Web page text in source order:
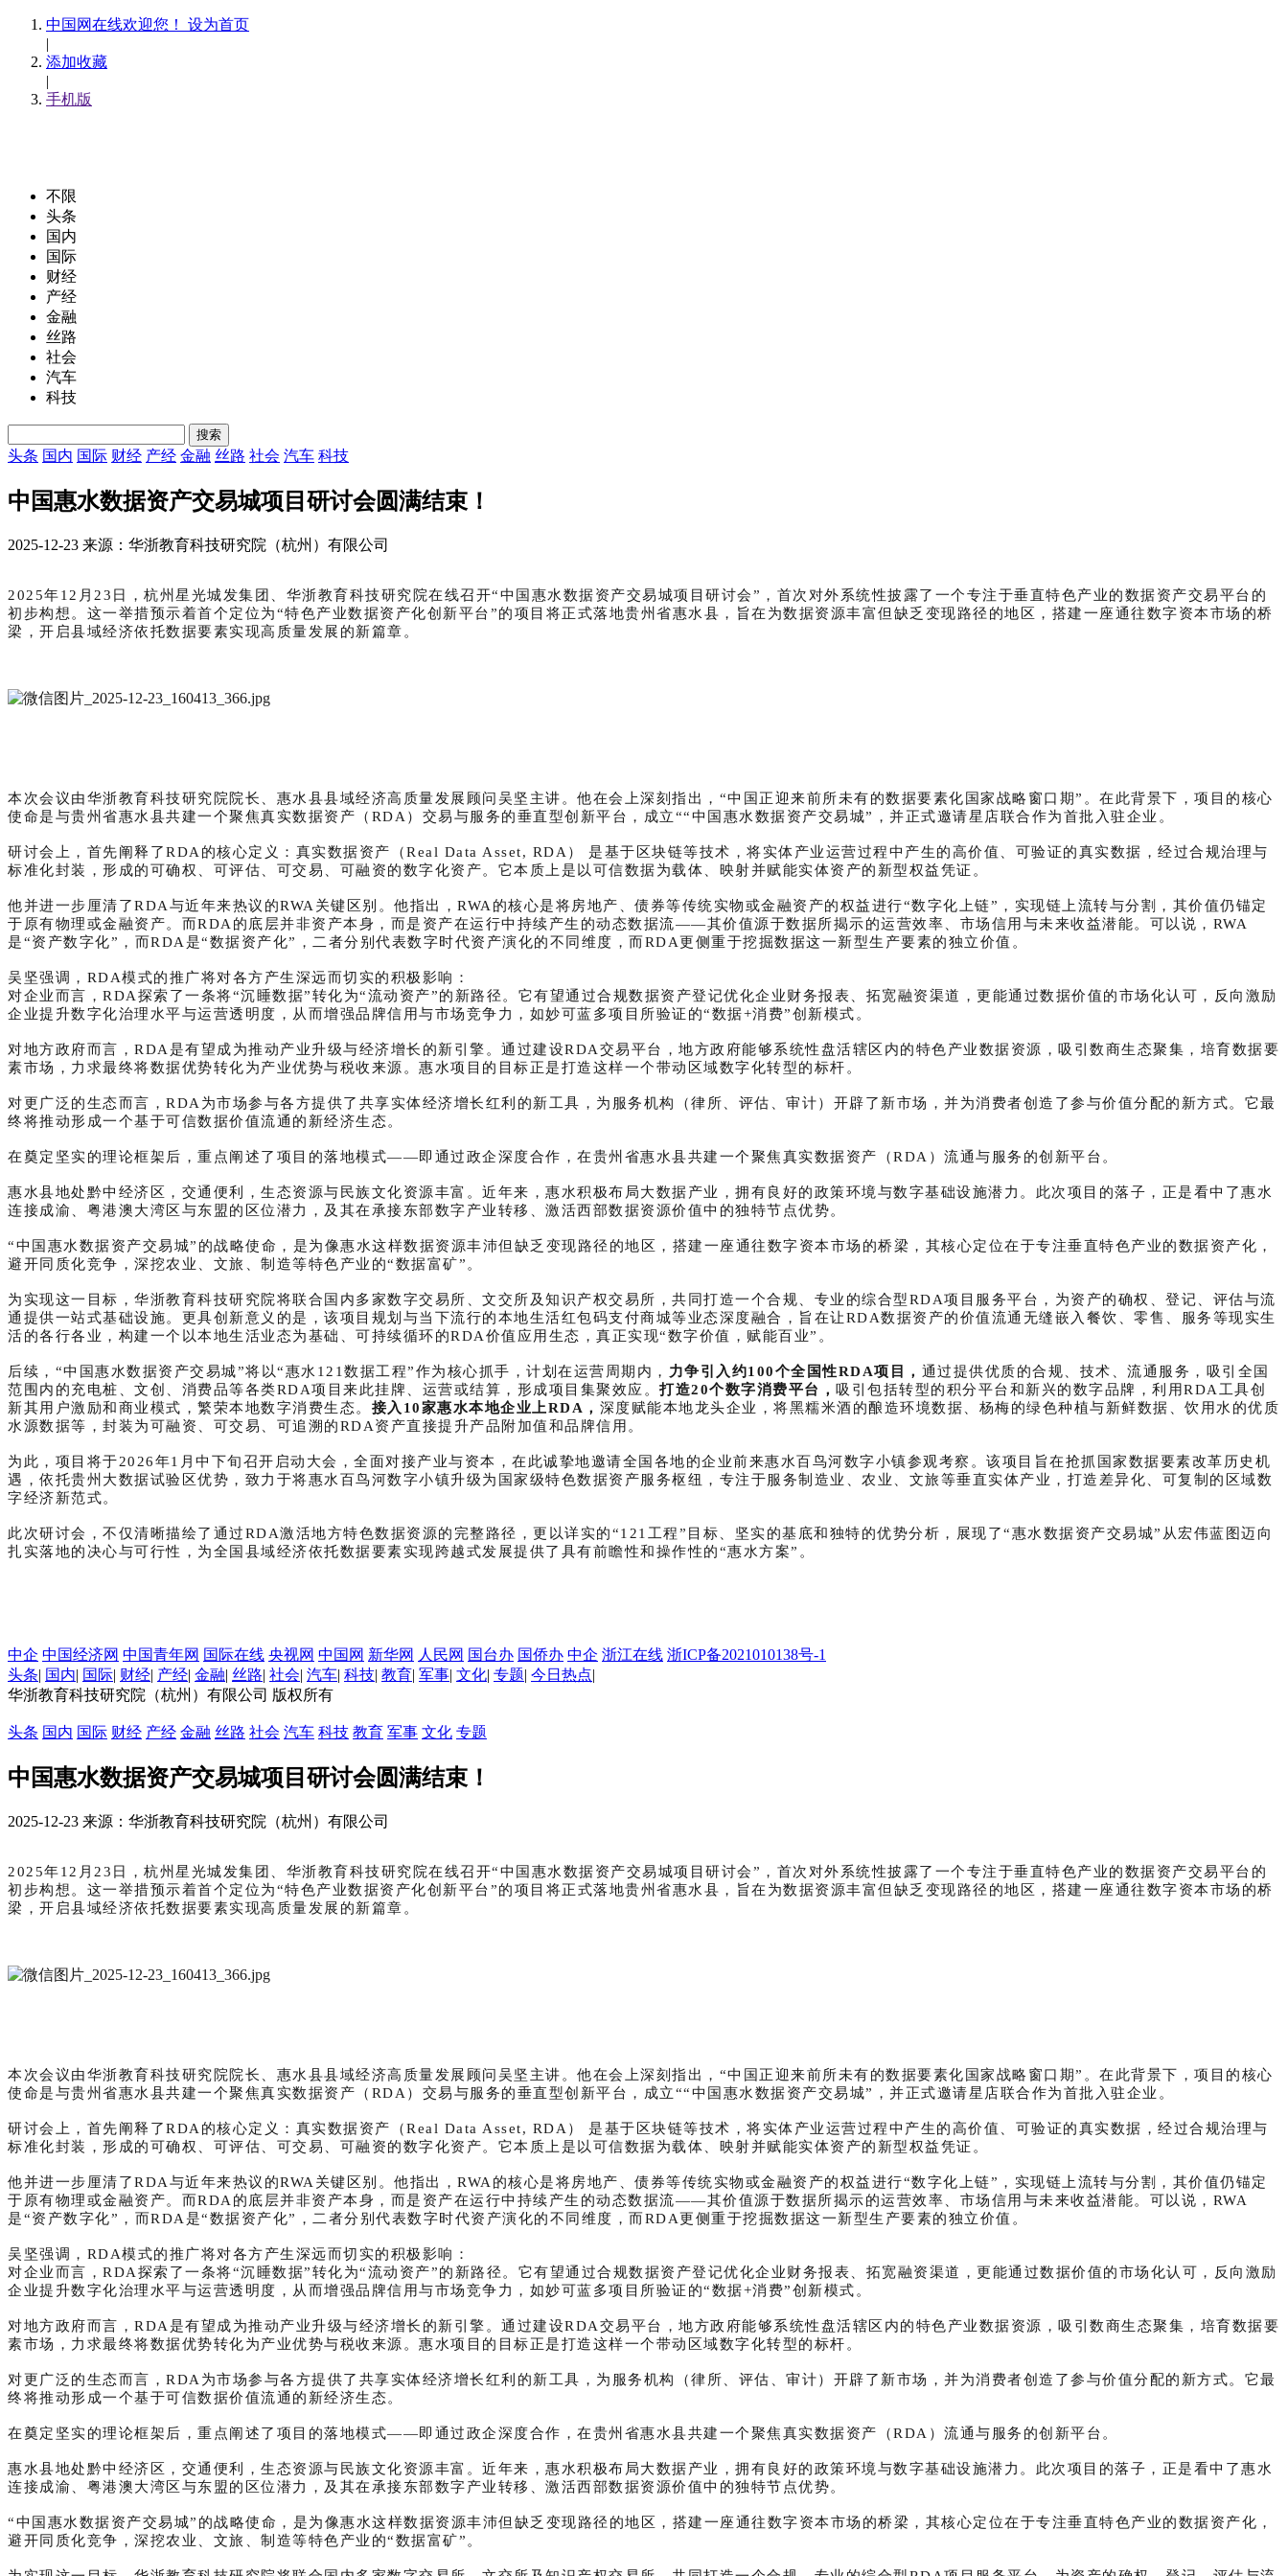
中国网在线欢迎您！ 设为首页
|
添加收藏
|
手机版
不限
头条
国内
国际
财经
产经
金融
丝路
社会
汽车
科技
头条 国内 国际 财经 产经 金融 丝路 社会 汽车 科技
中国惠水数据资产交易城项目研讨会圆满结束！
2025-12-23 来源：华浙教育科技研究院（杭州）有限公司
2025年12月23日，杭州星光城发集团、华浙教育科技研究院在线召开“中国惠水数据资产交易城项目研讨会”，首次对外系统性披露了一个专注于垂直特色产业的数据资产交易平台的
初步构想。这一举措预示着首个定位为“特色产业数据资产化创新平台”的项目将正式落地贵州省惠水县，旨在为数据资源丰富但缺乏变现路径的地区，搭建一座通往数字资本市场的桥
梁，开启县域经济依托数据要素实现高质量发展的新篇章。
本次会议由华浙教育科技研究院院长、惠水县县域经济高质量发展顾问吴坚主讲。他在会上深刻指出，“中国正迎来前所未有的数据要素化国家战略窗口期”。在此背景下，项目的核心
使命是与贵州省惠水县共建一个聚焦真实数据资产（RDA）交易与服务的垂直型创新平台，成立““中国惠水数据资产交易城”， 并正式邀请星店联合作为首批入驻企业。
研讨会上，首先阐释了RDA的核心定义：真实数据资产（Real Data Asset, RDA） 是基于区块链等技术，将实体产业运营过程中产生的高价值、可验证的真实数据，经过合规治理与
标准化封装，形成的可确权、可评估、可交易、可融资的数字化资产。它本质上是以可信数据为载体、映射并赋能实体资产的新型权益凭证。
他并进一步厘清了RDA与近年来热议的RWA关键区别。他指出，RWA的核心是将房地产、债券等传统实物或金融资产的权益进行“数字化上链”，实现链上流转与分割，其价值仍锚定
于原有物理或金融资产。而RDA的底层并非资产本身，而是资产在运行中持续产生的动态数据流——其价值源于数据所揭示的运营效率、市场信用与未来收益潜能。可以说，RWA
是“资产数字化”，而RDA是“数据资产化”，二者分别代表数字时代资产演化的不同维度，而RDA更侧重于挖掘数据这一新型生产要素的独立价值。
吴坚强调，RDA模式的推广将对各方产生深远而切实的积极影响：
对企业而言，RDA探索了一条将“沉睡数据”转化为“流动资产”的新路径。它有望通过合规数据资产登记优化企业财务报表、拓宽融资渠道，更能通过数据价值的市场化认可，反向激励
企业提升数字化治理水平与运营透明度，从而增强品牌信用与市场竞争力，如妙可蓝多项目所验证的“数据+消费”创新模式。
对地方政府而言，RDA是有望成为推动产业升级与经济增长的新引擎。通过建设RDA交易平台，地方政府能够系统性盘活辖区内的特色产业数据资源，吸引数商生态聚集，培育数据要
素市场，力求最终将数据优势转化为产业优势与税收来源。惠水项目的目标正是打造这样一个带动区域数字化转型的标杆。
对更广泛的生态而言，RDA为市场参与各方提供了共享实体经济增长红利的新工具，为服务机构（律所、评估、审计）开辟了新市场，并为消费者创造了参与价值分配的新方式。它最
终将推动形成一个基于可信数据价值流通的新经济生态。
在奠定坚实的理论框架后，重点阐述了项目的落地模式——即通过政企深度合作，在贵州省惠水县共建一个聚焦真实数据资产（RDA）流通与服务的创新平台。
惠水县地处黔中经济区，交通便利，生态资源与民族文化资源丰富。近年来，惠水积极布局大数据产业，拥有良好的政策环境与数字基础设施潜力。此次项目的落子，正是看中了惠水
连接成渝、粤港澳大湾区与东盟的区位潜力，及其在承接东部数字产业转移、激活西部数据资源价值中的独特节点优势。
“中国惠水数据资产交易城”的战略使命，是为像惠水这样数据资源丰沛但缺乏变现路径的地区，搭建一座通往数字资本市场的桥梁，其核心定位在于专注垂直特色产业的数据资产化，
避开同质化竞争，深挖农业、文旅、制造等特色产业的“数据富矿”。
为实现这一目标，华浙教育科技研究院将联合国内多家数字交易所、文交所及知识产权交易所，共同打造一个合规、专业的综合型RDA项目服务平台，为资产的确权、登记、评估与流
通提供一站式基础设施。更具创新意义的是，该项目规划与当下流行的本地生活红包码支付商城等业态深度融合，旨在让RDA数据资产的价值流通无缝嵌入餐饮、零售、服务等现实生
活的各行各业，构建一个以本地生活业态为基础、可持续循环的RDA价值应用生态，真正实现“数字价值，赋能百业”。
后续，“中国惠水数据资产交易城”将以“惠水121数据工程”作为核心抓手，计划在运营周期内， 力争引入约100个全国性RDA项目， 通过提供优质的合规、技术、流通服务，吸引全国
范围内的充电桩、文创、消费品等各类RDA项目来此挂牌、运营或结算，形成项目集聚效应。 打造20个数字消费平台， 吸引包括转型的积分平台和新兴的数字品牌，利用RDA工具创
新其用户激励和商业模式，繁荣本地数字消费生态。 接入10家惠水本地企业上RDA， 深度赋能本地龙头企业，将黑糯米酒的酿造环境数据、杨梅的绿色种植与新鲜数据、饮用水的优质
水源数据等，封装为可融资、可交易、可追溯的RDA资产直接提升产品附加值和品牌信用。
为此，项目将于2026年1月中下旬召开启动大会，全面对接产业与资本，在此诚挚地邀请全国各地的企业前来惠水百鸟河数字小镇参观考察。该项目旨在抢抓国家数据要素改革历史机
遇，依托贵州大数据试验区优势，致力于将惠水百鸟河数字小镇升级为国家级特色数据资产服务枢纽，专注于服务制造业、农业、文旅等垂直实体产业，打造差异化、可复制的区域数
字经济新范式。
此次研讨会，不仅清晰描绘了通过RDA激活地方特色数据资源的完整路径，更以详实的“121工程”目标、坚实的基底和独特的优势分析，展现了“惠水数据资产交易城”从宏伟蓝图迈向
扎实落地的决心与可行性，为全国县域经济依托数据要素实现跨越式发展提供了具有前瞻性和操作性的“惠水方案”。
中企 中国经济网 中国青年网 国际在线 央视网 中国网 新华网 人民网 国台办 国侨办 中企 浙江在线 浙ICP备2021010138号-1
头条| 国内| 国际| 财经| 产经| 金融| 丝路| 社会| 汽车| 科技| 教育| 军事| 文化| 专题| 今日热点|
华浙教育科技研究院（杭州）有限公司 版权所有
头条 国内 国际 财经 产经 金融 丝路 社会 汽车 科技 教育 军事 文化 专题
中国惠水数据资产交易城项目研讨会圆满结束！
2025-12-23 来源：华浙教育科技研究院（杭州）有限公司
2025年12月23日，杭州星光城发集团、华浙教育科技研究院在线召开“中国惠水数据资产交易城项目研讨会”，首次对外系统性披露了一个专注于垂直特色产业的数据资产交易平台的
初步构想。这一举措预示着首个定位为“特色产业数据资产化创新平台”的项目将正式落地贵州省惠水县，旨在为数据资源丰富但缺乏变现路径的地区，搭建一座通往数字资本市场的桥
梁，开启县域经济依托数据要素实现高质量发展的新篇章。
本次会议由华浙教育科技研究院院长、惠水县县域经济高质量发展顾问吴坚主讲。他在会上深刻指出，“中国正迎来前所未有的数据要素化国家战略窗口期”。在此背景下，项目的核心
使命是与贵州省惠水县共建一个聚焦真实数据资产（RDA）交易与服务的垂直型创新平台，成立““中国惠水数据资产交易城”， 并正式邀请星店联合作为首批入驻企业。
研讨会上，首先阐释了RDA的核心定义：真实数据资产（Real Data Asset, RDA） 是基于区块链等技术，将实体产业运营过程中产生的高价值、可验证的真实数据，经过合规治理与
标准化封装，形成的可确权、可评估、可交易、可融资的数字化资产。它本质上是以可信数据为载体、映射并赋能实体资产的新型权益凭证。
他并进一步厘清了RDA与近年来热议的RWA关键区别。他指出，RWA的核心是将房地产、债券等传统实物或金融资产的权益进行“数字化上链”，实现链上流转与分割，其价值仍锚定
于原有物理或金融资产。而RDA的底层并非资产本身，而是资产在运行中持续产生的动态数据流——其价值源于数据所揭示的运营效率、市场信用与未来收益潜能。可以说，RWA
是“资产数字化”，而RDA是“数据资产化”，二者分别代表数字时代资产演化的不同维度，而RDA更侧重于挖掘数据这一新型生产要素的独立价值。
吴坚强调，RDA模式的推广将对各方产生深远而切实的积极影响：
对企业而言，RDA探索了一条将“沉睡数据”转化为“流动资产”的新路径。它有望通过合规数据资产登记优化企业财务报表、拓宽融资渠道，更能通过数据价值的市场化认可，反向激励
企业提升数字化治理水平与运营透明度，从而增强品牌信用与市场竞争力，如妙可蓝多项目所验证的“数据+消费”创新模式。
对地方政府而言，RDA是有望成为推动产业升级与经济增长的新引擎。通过建设RDA交易平台，地方政府能够系统性盘活辖区内的特色产业数据资源，吸引数商生态聚集，培育数据要
素市场，力求最终将数据优势转化为产业优势与税收来源。惠水项目的目标正是打造这样一个带动区域数字化转型的标杆。
对更广泛的生态而言，RDA为市场参与各方提供了共享实体经济增长红利的新工具，为服务机构（律所、评估、审计）开辟了新市场，并为消费者创造了参与价值分配的新方式。它最
终将推动形成一个基于可信数据价值流通的新经济生态。
在奠定坚实的理论框架后，重点阐述了项目的落地模式——即通过政企深度合作，在贵州省惠水县共建一个聚焦真实数据资产（RDA）流通与服务的创新平台。
惠水县地处黔中经济区，交通便利，生态资源与民族文化资源丰富。近年来，惠水积极布局大数据产业，拥有良好的政策环境与数字基础设施潜力。此次项目的落子，正是看中了惠水
连接成渝、粤港澳大湾区与东盟的区位潜力，及其在承接东部数字产业转移、激活西部数据资源价值中的独特节点优势。
“中国惠水数据资产交易城”的战略使命，是为像惠水这样数据资源丰沛但缺乏变现路径的地区，搭建一座通往数字资本市场的桥梁，其核心定位在于专注垂直特色产业的数据资产化，
避开同质化竞争，深挖农业、文旅、制造等特色产业的“数据富矿”。